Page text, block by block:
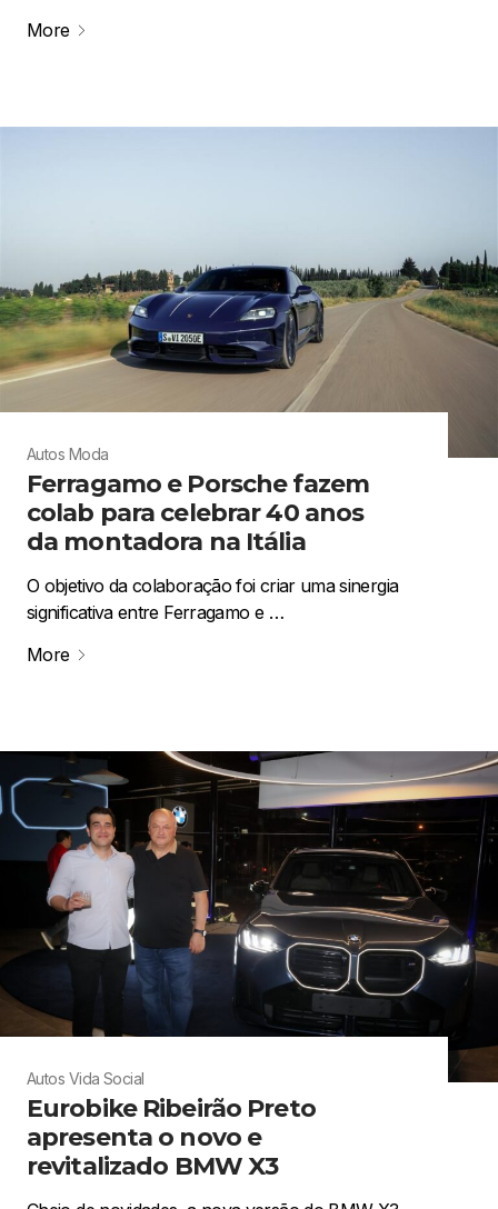
More
Autos Moda
Ferragamo e Porsche fazem
colab para celebrar 40 anos
da montadora na Itália
O objetivo da colaboração foi criar uma sinergia
significativa entre Ferragamo e …
More
Autos Vida Social
Eurobike Ribeirão Preto
apresenta o novo e
revitalizado BMW X3